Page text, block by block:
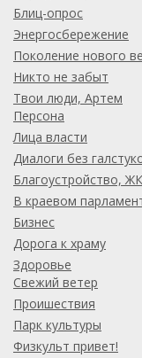
Блиц-опрос
Энергосбережение
Поколение нового
Никто не забыт
Твои люди, Артем
Персона
Лица власти
Диалоги без
Благоустройство,
В краевом
Бизнес
Дорога к храму
Здоровье
Свежий ветер
Проишествия
Парк культуры
Физкульт привет!